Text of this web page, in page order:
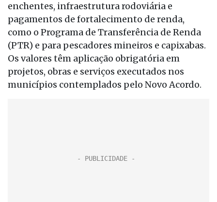
enchentes, infraestrutura rodoviária e
pagamentos de fortalecimento de renda,
como o Programa de Transferência de Renda
(PTR) e para pescadores mineiros e capixabas.
Os valores têm aplicação obrigatória em
projetos, obras e serviços executados nos
municípios contemplados pelo Novo Acordo.